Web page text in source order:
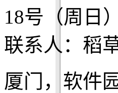
18号（周日
联系人：稻
厦门，软件